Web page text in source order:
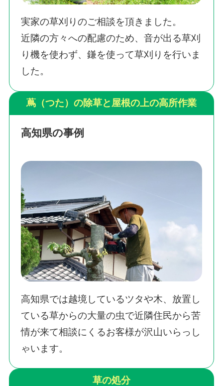
実家の草刈りのご相談を頂きました。
近隣の方々への配慮のため、音が出る草刈
り機を使わず、鎌を使って草刈りを行いま
した。
蔦（つた）の除草と屋根の上の高所作業
高知県の事例
高知県では越境しているツタや木、放置し
ている草からの大量の虫で近隣住民から苦
情が来て相談にくるお客様が沢山いらっし
ゃいます。
草の処分